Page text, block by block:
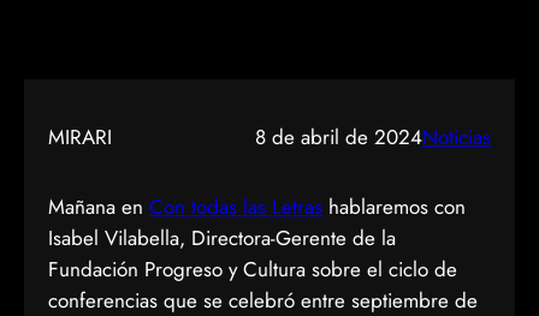
MIRARI 8 de abril de 2024Noticias
Mañana en Con todas las Letras hablaremos con
Isabel Vilabella, Directora-Gerente de la
Fundación Progreso y Cultura sobre el ciclo de
conferencias que se celebró entre septiembre de